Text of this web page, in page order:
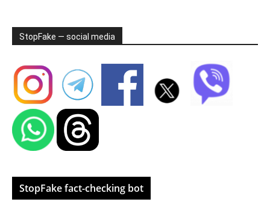
StopFake — social media
StopFake fact-checking bot